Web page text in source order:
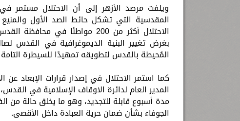
ويلفت مرصد الأزهر إلى أن الاحتلال
المقدسية التي تشكل حائط الصد الأول
الاحتلال أكثر من 200 مواطنًا
بغرض تغيير البنية الديموغرافية في القدس
المُحيطة بالقدس لتطويقه تمهيدًا للسيطرة
كما استمر الاحتلال في إصدار قرارات الإبعاد
المدير العام لدائرة الاوقاف الإسلامية في
مدة أسبوع قابلة للتجديد، وهو ما يخلق حالة من
الجوفاء بشأن ضمان حرية العبادة داخل الأقصى.